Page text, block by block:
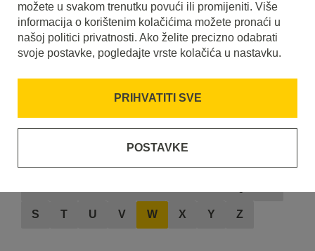
S T U V W X Y Z
možete u svakom trenutku povući ili promijeniti. Više
informacija o korištenim kolačićima možete pronaći u
našoj politici privatnosti. Ako želite precizno odabrati
svoje postavke, pogledajte vrste kolačića u nastavku.
PRIHVATITI SVE
POSTAVKE